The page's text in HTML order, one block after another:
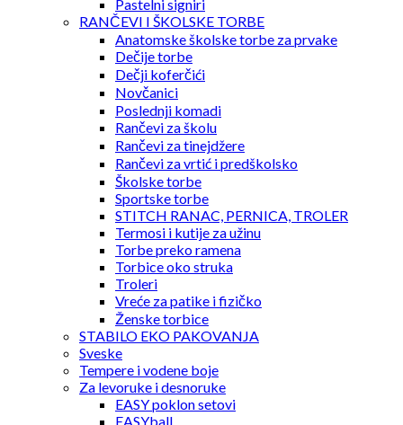
Pastelni signiri
RANČEVI I ŠKOLSKE TORBE
Anatomske školske torbe za prvake
Dečije torbe
Dečji koferčići
Novčanici
Poslednji komadi
Rančevi za školu
Rančevi za tinejdžere
Rančevi za vrtić i predškolsko
Školske torbe
Sportske torbe
STITCH RANAC, PERNICA, TROLER
Termosi i kutije za užinu
Torbe preko ramena
Torbice oko struka
Troleri
Vreće za patike i fizičko
Ženske torbice
STABILO EKO PAKOVANJA
Sveske
Tempere i vodene boje
Za levoruke i desnoruke
EASY poklon setovi
EASYball